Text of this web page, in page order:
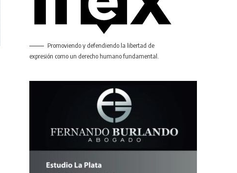
Promoviendo y defendiendo la libertad de
expresión como un derecho humano fundamental.